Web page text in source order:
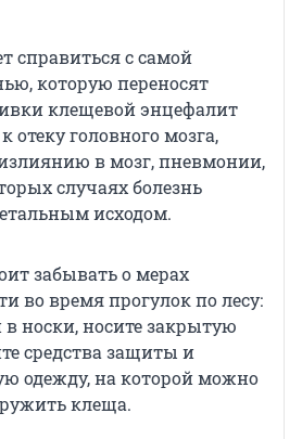
справиться с самой
которую переносят
клещевой энцефалит
отеку головного мозга,
в мозг, пневмонии,
случаях болезнь
исходом.
забывать о мерах
во время прогулок по лесу:
носки, носите закрытую
средства защиты и
одежду, на которой можно
клеща.